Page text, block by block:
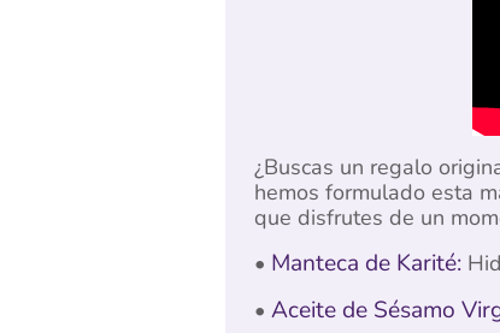
¿Buscas un regalo
hemos formulado esta
que disfrutes de un
• Manteca de Karité:
• Aceite de Sésamo